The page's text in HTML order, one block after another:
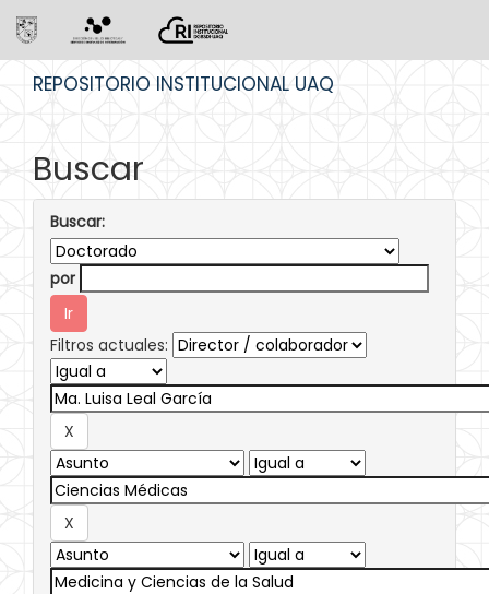
REPOSITORIO INSTITUCIONAL UAQ
Buscar
Buscar:
por
Filtros actuales: